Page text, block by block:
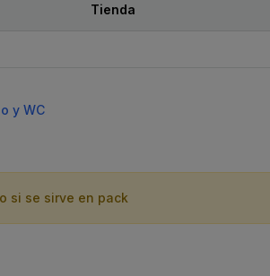
Tienda
y WC
si se sirve en pack